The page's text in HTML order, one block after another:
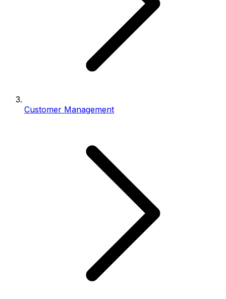
Customer Management